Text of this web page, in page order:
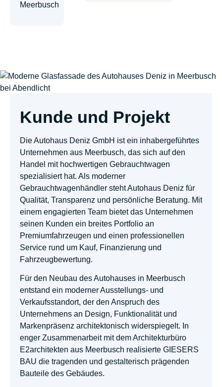
Meerbusch
Kunde und Projekt
Die Autohaus Deniz GmbH ist ein inhabergeführtes
Unternehmen aus Meerbusch, das sich auf den
Handel mit hochwertigen Gebrauchtwagen
spezialisiert hat. Als moderner
Gebrauchtwagenhändler steht Autohaus Deniz für
Qualität, Transparenz und persönliche Beratung. Mit
einem engagierten Team bietet das Unternehmen
seinen Kunden ein breites Portfolio an
Premiumfahrzeugen und einen professionellen
Service rund um Kauf, Finanzierung und
Fahrzeugbewertung.
Für den Neubau des Autohauses in Meerbusch
entstand ein moderner Ausstellungs- und
Verkaufsstandort, der den Anspruch des
Unternehmens an Design, Funktionalität und
Markenpräsenz architektonisch widerspiegelt. In
enger Zusammenarbeit mit dem Architekturbüro
E2architekten aus Meerbusch realisierte GIESERS
BAU die tragenden und gestalterisch prägenden
Bauteile des Gebäudes.